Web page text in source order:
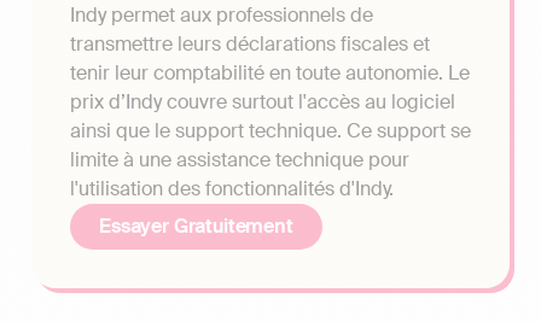
Indy permet aux professionnels de
transmettre leurs déclarations fiscales et
tenir leur comptabilité en toute autonomie. Le
prix d’Indy couvre surtout l'accès au logiciel
ainsi que le support technique. Ce support se
limite à une assistance technique pour
l'utilisation des fonctionnalités d'Indy.
Essayer Gratuitement